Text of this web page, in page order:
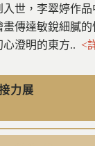
世，李翠婷作
傳達敏銳細膩
澄明的東方.. <
力展